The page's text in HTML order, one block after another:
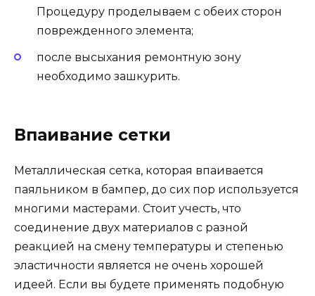
Процедуру проделываем с обеих сторон
поврежденного элемента;
после высыхания ремонтную зону
необходимо зашкурить.
Впаивание сетки
Металлическая сетка, которая впаивается
паяльником в бампер, до сих пор используется
многими мастерами. Стоит учесть, что
соединение двух материалов с разной
реакцией на смену температуры и степенью
эластичности является не очень хорошей
идеей. Если вы будете применять подобную